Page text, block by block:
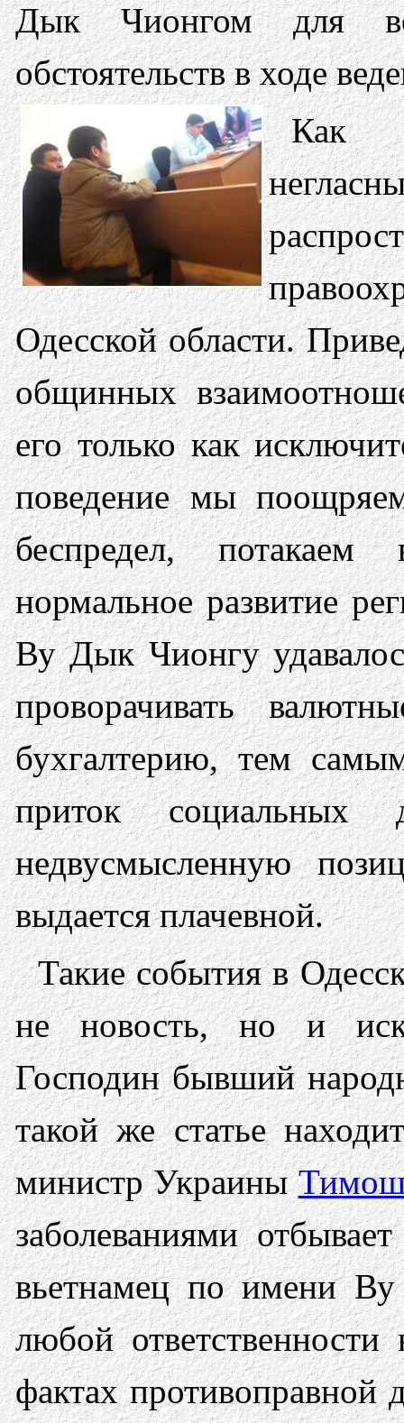
Дык Чионгом для
обстоятельств в ходе
Как
Одесской области.
общинных
его только как
поведение мы
беспредел, потакаем
нормальное развитие
Ву Дык Чионгу
проворачивать
бухгалтерию, тем
приток социальных
недвусмысленную
выдается плачевной.
Такие события в
не новость, но и
Господин бывший
такой же статье
министр Украины
заболеваниями
вьетнамец по имени
любой
фактах противоправной